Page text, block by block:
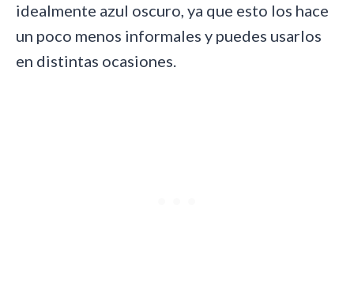
idealmente azul oscuro, ya que esto los hace
un poco menos informales y puedes usarlos
en distintas ocasiones.